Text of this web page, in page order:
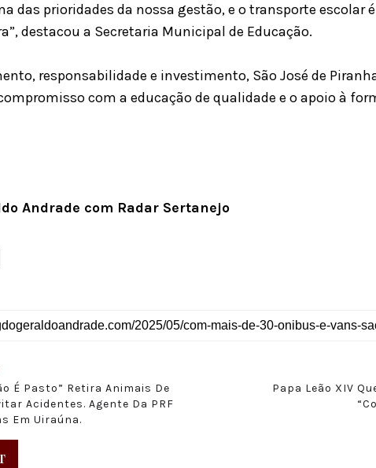
das prioridades da nossa gestão, e o transporte escolar
destacou a Secretaria Municipal de Educação.
responsabilidade e investimento, São José de
com a educação de qualidade e o apoio à
Andrade com Radar Sertanejo
É Pasto” Retira Animais De
Acidentes. Agente Da PRF
Em Uiraúna.
Papa Leão XIV